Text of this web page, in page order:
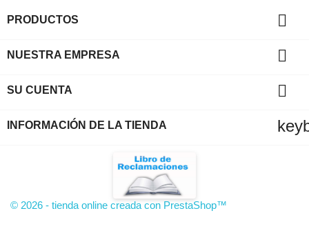
PRODUCTOS 
NUESTRA EMPRESA 
SU CUENTA 
INFORMACIÓN DE LA TIENDA
© 2026 - tienda online creada con PrestaShop™